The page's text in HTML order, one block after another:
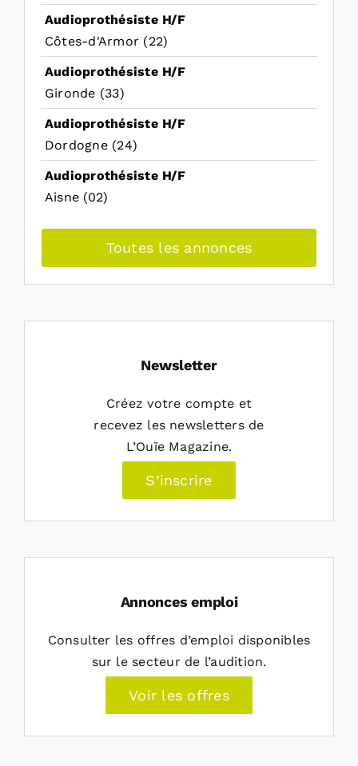
Audioprothésiste H/F
Côtes-d'Armor (22)
Audioprothésiste H/F
Gironde (33)
Audioprothésiste H/F
Dordogne (24)
Audioprothésiste H/F
Aisne (02)
Toutes les annonces
Newsletter
Créez votre compte et
recevez les newsletters de
L’Ouïe Magazine.
S’inscrire
Annonces emploi
Consulter les offres d’emploi disponibles
sur le secteur de l’audition.
Voir les offres